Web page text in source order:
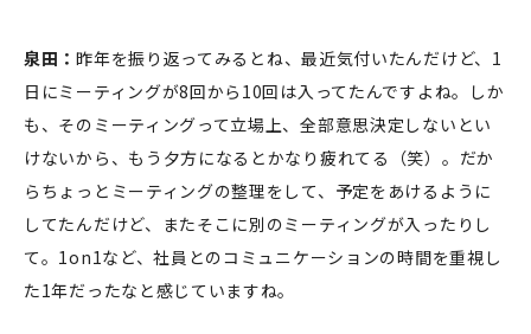
泉田：昨年を振り返ってみるとね、最近気付いたんだけど、1
日にミーティングが8回から10回は入ってたんですよね。しか
も、そのミーティングって立場上、全部意思決定しないとい
けないから、もう夕方になるとかなり疲れてる（笑）。だか
らちょっとミーティングの整理をして、予定をあけるように
してたんだけど、またそこに別のミーティングが入ったりし
て。1on1など、社員とのコミュニケーションの時間を重視し
た1年だったなと感じていますね。